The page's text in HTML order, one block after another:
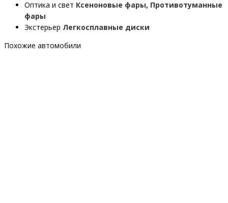
Оптика и свет Ксеноновые фары, Противотуманные
фары
Экстерьер Легкосплавные диски
Похожие автомобили